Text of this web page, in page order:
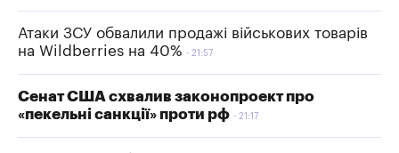
Атаки ЗСУ обвалили продажі військових товарів
на Wildberries на 40%
21:57
Сенат США схвалив законопроект про
«пекельні санкції» проти рф
21:17